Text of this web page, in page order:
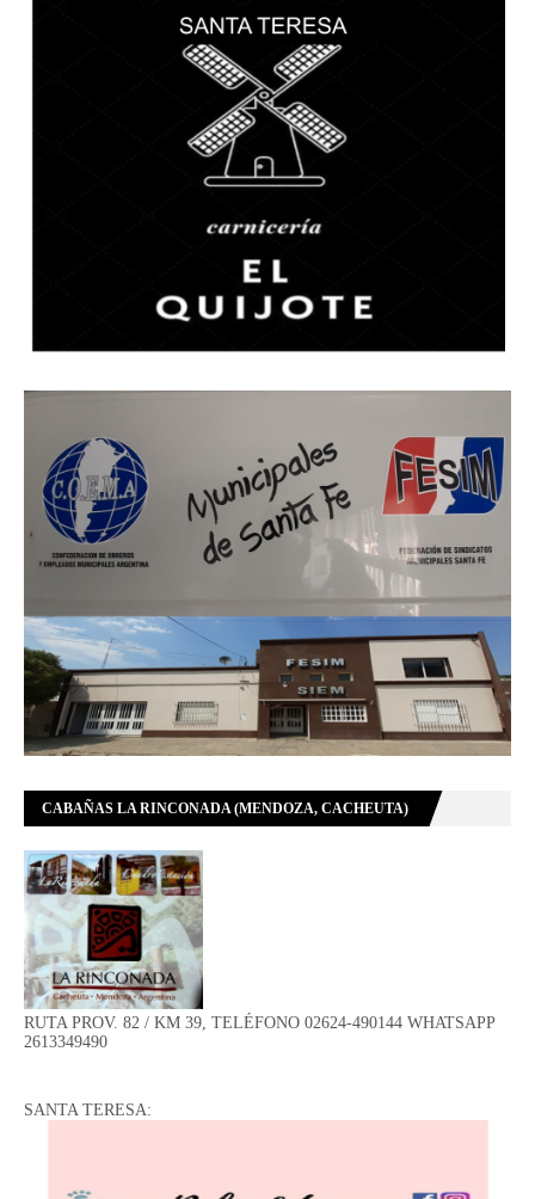
CABAÑAS LA RINCONADA (MENDOZA, CACHEUTA)
RUTA PROV. 82 / KM 39, TELÉFONO 02624-490144 WHATSAPP
2613349490
SANTA TERESA: